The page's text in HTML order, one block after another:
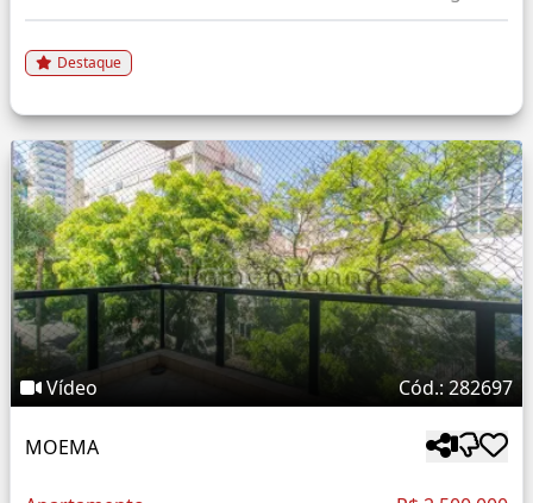
Destaque
Vídeo Cód.: 282697
MOEMA